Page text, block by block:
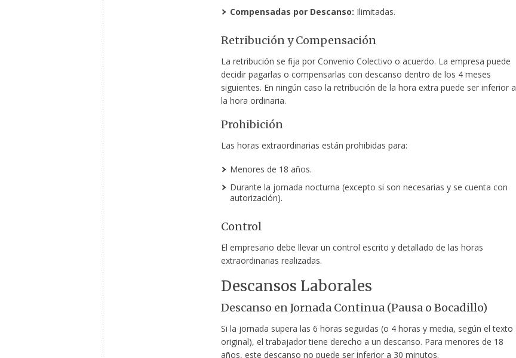
Compensadas por Descanso: Ilimitadas.
Retribución y Compensación
La retribución se fija por Convenio Colectivo o acuerdo. La empresa puede
decidir pagarlas o compensarlas con descanso dentro de los 4 meses
siguientes. En ningún caso la retribución de la hora extra puede ser inferior a
la hora ordinaria.
Prohibición
Las horas extraordinarias están prohibidas para:
Menores de 18 años.
Durante la jornada nocturna (excepto si son necesarias y se cuenta con
autorización).
Control
El empresario debe llevar un control escrito y detallado de las horas
extraordinarias realizadas.
Descansos Laborales
Descanso en Jornada Continua (Pausa o Bocadillo)
Si la jornada supera las 6 horas seguidas (o 4 horas y media, según el texto
original), el trabajador tiene derecho a un descanso. Para menores de 18
años, este descanso no puede ser inferior a 30 minutos.